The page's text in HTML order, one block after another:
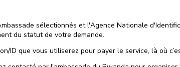
sélectionnés et l'Agence Nationale
du statut de votre demande.
que vous utiliserez pour payer le service, là où